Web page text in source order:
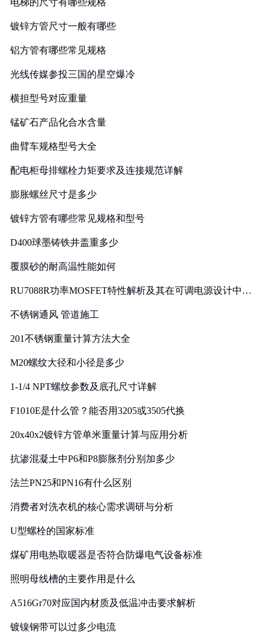
电梯的尺寸有哪些规格
镀锌方管尺寸一般有哪些
铝方管有哪些常见规格
光线传媒参投三国的星空爆冷
横担型号对应重量
锰矿石产品化合水含量
曲臂车规格型号大全
配电柜母排螺栓力矩要求及连接规范详解
膨胀螺丝尺寸是多少
镀锌方管有哪些常见规格和型号
D400球墨铸铁井盖重多少
覆膜砂的耐高温性能如何
RU7088R功率MOSFET特性解析及其在可调电源设计中的
不锈钢通风 管道施工
201不锈钢重量计算方法大全
M20螺纹大径和小径是多少
1-1/4 NPT螺纹参数及底孔尺寸详解
F1010E是什么管？能否用3205或3505代换
20x40x2镀锌方管单米重量计算与应用分析
抗渗混凝土中P6和P8膨胀剂分别加多少
法兰PN25和PN16有什么区别
消费者对洗衣机的核心需求调研与分析
U型螺栓的国家标准
煤矿用电热取暖器是否符合防爆电气设备标准
照明母线槽的主要作用是什么
A516Gr70对应国内材质及低温冲击要求解析
镀镍钢带可以过多少电流